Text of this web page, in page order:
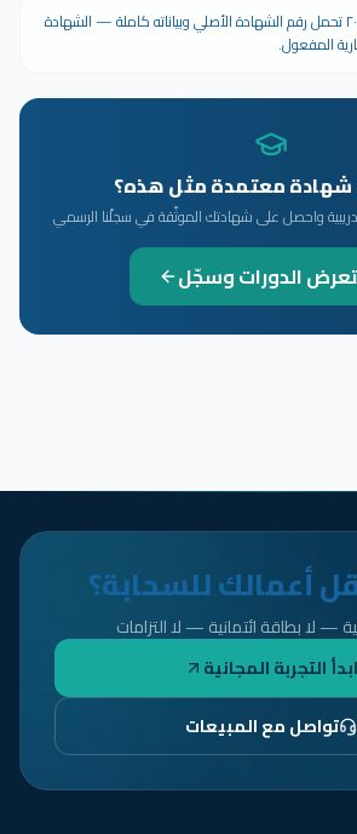
نسخة رقمية مجدَّدة ٢٠٢٦ تحمل رقم الشهادة الأصلي وبياناته كاملة — الشهادة
المفعول.
شهادة معتمدة مثل هذه؟
واحصل على شهادتك الموثّقة في سجلّنا الرسمي
الدورات وسجّل
أعمالك للسحابة؟
ابدأ التجربة المجانية
تواصل مع المبيعات